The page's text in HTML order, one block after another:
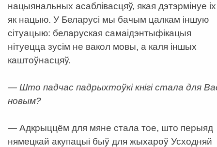
нацыянальных асаблівасцяў, якая дэтэрмінуе іх
як нацыю. У Беларусі мы бачым цалкам іншую
сітуацыю: беларуская самаідэнтыфікацыя
нітуецца зусім не вакол мовы, а каля іншых
каштоўнасцяў.
— Што падчас падрыхтоўкі кнігі стала для
новым?
— Адкрыццём для мяне стала тое, што перыяд
нямецкай акупацыі быў для жыхароў Усходняй